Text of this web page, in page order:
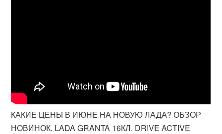
КАКИЕ ЦЕНЫ В ИЮНЕ НА НОВУЮ ЛАДА? ОБЗОР
НОВИНОК. LADA GRANTA 16КЛ. DRIVE ACTIVE